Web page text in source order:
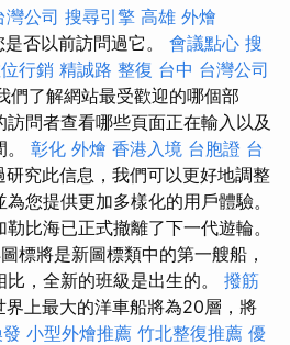
灣公司 搜尋引擎 高雄 外燴
否以前訪問過它。 會議點心 搜
行銷 精誠路 整復 台中 台灣公司
們了解網站最受歡迎的哪個部
問者查看哪些頁面正在輸入以及
彰化 外燴 香港入境 台胞證 台
研究此信息，我們可以更好地調整
您提供更加多樣化的用戶體驗。
比海已正式撤離了下一代遊輪。
標將是新圖標類中的第一艘船，
，全新的班級是出生的。 撥筋
界上最大的洋車船將為20層，將
小型外燴推薦 竹北整復推薦 優